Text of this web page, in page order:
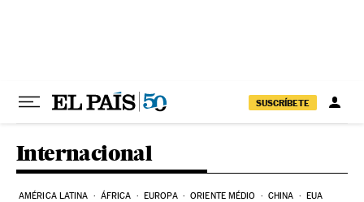
SUSCRÍBETE
Internacional
AMÉRICA LATINA ÁFRICA EUROPA ORIENTE MÉDIO CHINA EUA